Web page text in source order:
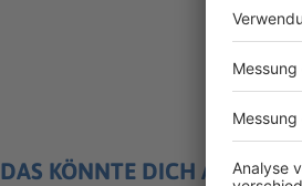
DAS KÖNNTE DICH AUCH